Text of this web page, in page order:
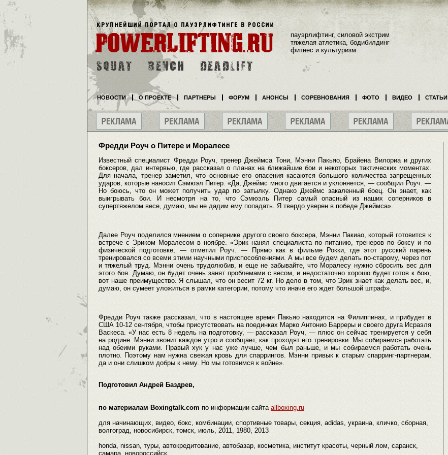
Фредди Роуч о Питере и Моралесе
Известный специалист Фредди Роуч, тренер Джеймса Тони, Мэнни Пакьяо, Брайена Вилориа и других
боксеров, дал интервью, где рассказал о планах на ближайшие бои и некоторых тактических моментах.
Для начала, тренер заметил, что основные его опасения касаются большого количества запрещенных
ударов, которые наносит Сэмюэл Питер. «Да, Джеймс много двигается и уклоняется, — сообщил Роуч. —
Но боюсь, что он может получить удар по затылку. Однако Джеймс закаленный боец. Он знает, как
выигрывать бои. И несмотря на то, что Сэмюэль Питер самый опасный из наших соперников в
супертяжелом весе, думаю, мы не дадим ему попадать. Я твердо уверен в победе Джеймса».
Далее Роуч поделился мнением о сопернике другого своего боксера, Мэнни Пакиао, который готовится к
встрече с Эриком Моралесом в ноябре. «Эрик нанял специалиста по питанию, тренеров по боксу и по
физической подготовке, — отметил Роуч. — Прямо как в фильме Рокки, где этот русский парень
тренировался со всеми этими научными приспособлениями. А мы все будем делать по-старому, через пот
и тяжелый труд. Мэнни очень трудолюбив, и еще не забывайте, что Моралесу нужно сбросить вес для
этого боя. Думаю, он будет очень занят проблемами с весом, и недостаточно хорошо будет готов к бою,
вот наше преимущество. Я слышал, что он весит 72 кг. Но дело в том, что Эрик знает как делать вес, и,
думаю, он сумеет уложиться в рамки категории, потому что иначе его ждет большой штраф».
Фредди Роуч также рассказал, что в настоящее время Пакьяо находится на Филиппинах, и прибудет в
США 10-12 сентября, чтобы присутствовать на поединках Марко Антонио Барреры и своего друга Исраэля
Васкеса. «У нас есть 8 недель на подготовку, — рассказал Роуч, — плюс он сейчас тренируется у себя
на родине. Мэнни звонит каждое утро и сообщает, как проходят его тренировки. Мы собираемся работать
над обеими руками. Правый хук у нас уже лучше, чем был раньше, и мы собираемся работать очень
плотно. Поэтому нам нужна свежая кровь для спаррингов. Мэнни привык к старым спарринг-партнерам,
да и они слишком добры к нему. Но мы готовимся к войне».
Подготовил Андрей Баздрев,
по материалам Boxingtalk.com по информации сайта allboxing.ru
для начинающих, видео, бокс, комбинации, спортивные товары, секция, adidas, украина, кличко, сборная,
волгоград, новосибирск, томск, июль, 2011, 1980, 2013
honda, nissan, туры, автокредитование, автобазар, косметика, институт красоты, черный лом, саранск,
самара, новороссийск
пауэрлифтинг, силовой экстрим
тяжелая атлетика, бодибилдинг
фитнес и культуризм
НОВОСТИ О ПРОЕКТЕ ПАРТНЕРЫ ФОРУМ АНОНСЫ СОРЕВНОВАНИЯ ФОТО ВИДЕО СТАТЬИ